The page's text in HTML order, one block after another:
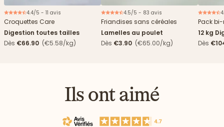
4.4/5 - 11 avis
Croquettes Care
Digestion toutes tailles
Dès €66.90 (€5.58/kg)
4.5/5 - 83 avis
Friandises sans céréales
Lamelles au poulet
Dès €3.90 (€65.00/kg)
Pack
12 kg
boîtes
Dès
Ils ont aimé